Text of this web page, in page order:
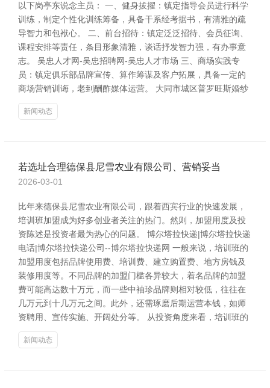
以下岗亭东说念主员： 一、健身拔擢：镇定指导会员进行科学
训练，制定个性化训练筹备，具备干系经考据书，有清雅的疏
导智力和包袱心。 二、前台招待：镇定泛泛招待、会员征询、
课程安排等责任，条目形象清雅，谈话抒发智力强，有办事意
志。 吴忠人才网-吴忠招聘网-吴忠人才市场 三、商场实践专
员：镇定俱乐部品牌宣传、算作筹谋及客户拓展，具备一定的
商场营销训诲，老到酬酢媒体运营。 大同市城区普罗旺斯婚纱
新闻动态
若选址合理德保县尼雪农业有限公司、营销妥当
2026-03-01
比年来德保县尼雪农业有限公司，跟着西宾行业的快速发展，
培训班加盟成为好多创业者关注的热门。然则，加盟用度及投
资陈述是投资者最为热心的问题。 博尔塔拉快递|博尔塔拉快递
电话|博尔塔拉快递公司--博尔塔拉快递网 一般来说，培训班的
加盟用度包括品牌使用费、培训费、建立购置费、地方房钱及
装修用度等。不同品牌的加盟门槛各异较大，着名品牌的加盟
费可能高达数十万元，而一些中袖珍品牌则相对较低，往往在
几万元到十几万元之间。此外，还需琢磨后期运营本钱，如师
资聘用、宣传实施、开阔处分等。 从投资角度来看，培训班的
新闻动态